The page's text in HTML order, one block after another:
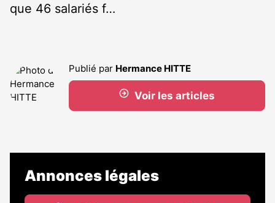
que 46 salariés f…
Publié par Hermance HITTE
Voir les articles
Annonces légales